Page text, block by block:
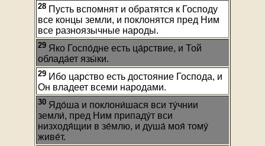
28 Пусть вспомнят и обратятся к Господу
все концы земли, и поклонятся пред Ним
все разноязычные народы.
29 Яко Госпо́дне есть ца́рствие, и Той
облада́ет язы́ки.
29 Ибо царство есть достояние Господа, и
Он владеет всеми народами.
30 Ядо́ша и поклони́шася вси ту́чнии
земли́, пред Ним припаду́т вси
низходя́щии в зе́млю, и душа́ моя́ тому́
живе́т.